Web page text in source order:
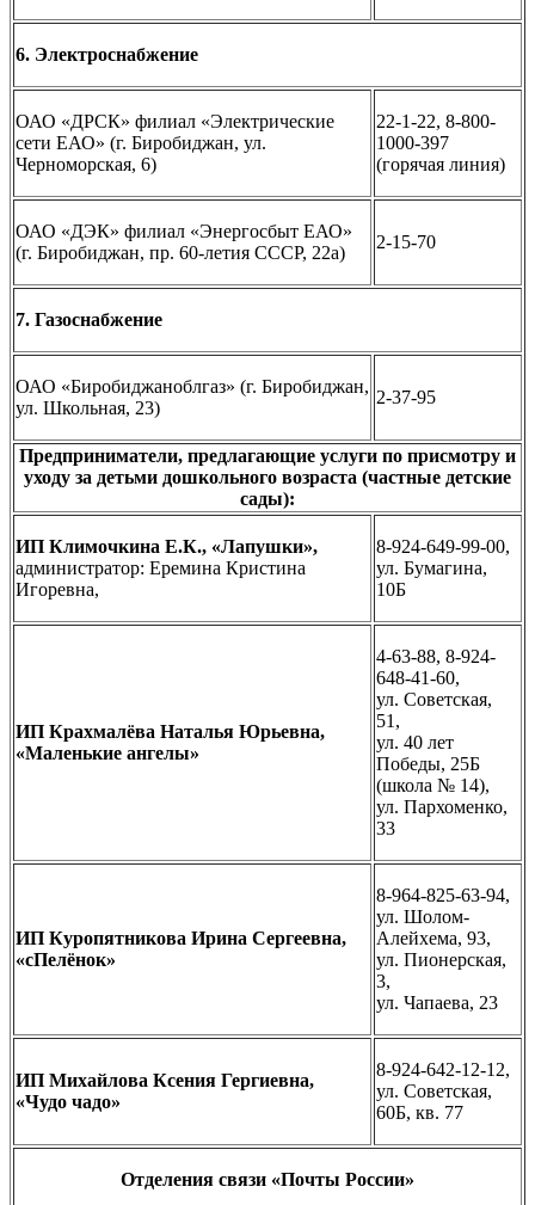
6. Электроснабжение
ОАО «ДРСК» филиал «Электрические
сети ЕАО» (г. Биробиджан, ул.
Черноморская, 6)
22-1-22, 8-800-
1000-397
(горячая линия)
ОАО «ДЭК» филиал «Энергосбыт ЕАО»
(г. Биробиджан, пр. 60-летия СССР, 22а)
2-15-70
7. Газоснабжение
ОАО «Биробиджаноблгаз» (г. Биробиджан,
ул. Школьная, 23)
2-37-95
Предприниматели, предлагающие услуги по присмотру и
уходу за детьми дошкольного возраста (частные детские
сады):
ИП Климочкина Е.К., «Лапушки»,
администратор: Еремина Кристина
Игоревна,
8-924-649-99-00,
ул. Бумагина,
10Б
ИП Крахмалёва Наталья Юрьевна,
«Маленькие ангелы»
4-63-88, 8-924-
648-41-60,
ул. Советская,
51,
ул. 40 лет
Победы, 25Б
(школа № 14),
ул. Пархоменко,
33
ИП Куропятникова Ирина Сергеевна,
«сПелёнок»
8-964-825-63-94,
ул. Шолом-
Алейхема, 93,
ул. Пионерская,
3,
ул. Чапаева, 23
ИП Михайлова Ксения Гергиевна,
«Чудо чадо»
8-924-642-12-12,
ул. Советская,
60Б, кв. 77
Отделения связи «Почты России»